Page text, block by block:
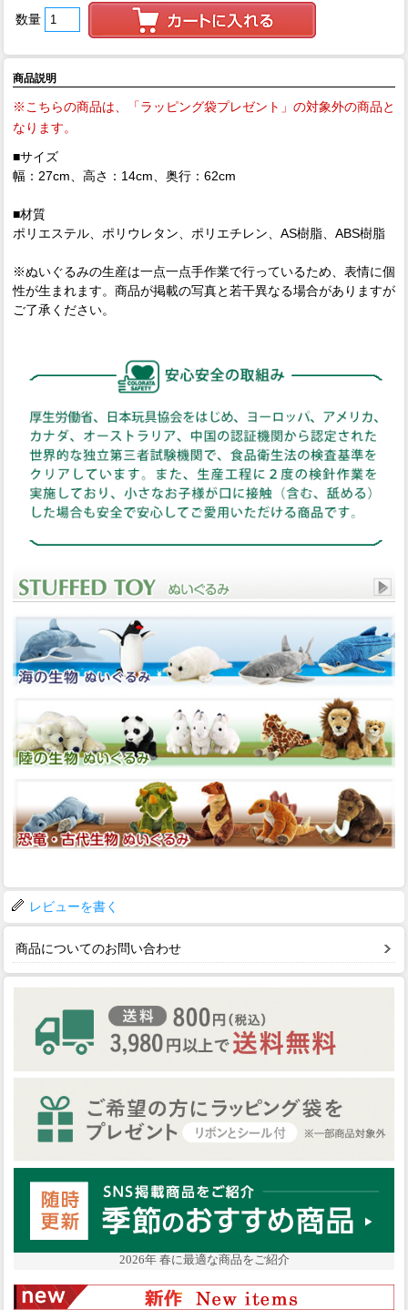
数量
商品説明
※こちらの商品は、「ラッピング袋プレゼント」の対象外の商品と
なります。
■サイズ
幅：27cm、高さ：14cm、奥行：62cm
■材質
ポリエステル、ポリウレタン、ポリエチレン、AS樹脂、ABS樹脂
※ぬいぐるみの生産は一点一点手作業で行っているため、表情に個
性が生まれます。商品が掲載の写真と若干異なる場合がありますが
ご了承ください。
レビューを書く
商品についてのお問い合わせ